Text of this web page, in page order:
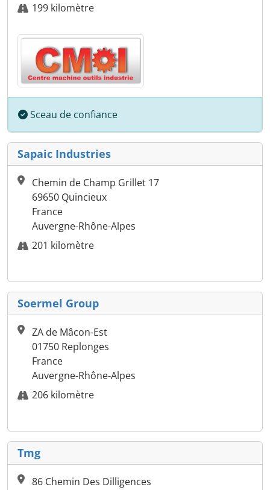
199 kilomètre
Sceau de confiance
Sapaic Industries
Chemin de Champ Grillet 17
69650 Quincieux
France
Auvergne-Rhône-Alpes
201 kilomètre
Soermel Group
ZA de Mâcon-Est
01750 Replonges
France
Auvergne-Rhône-Alpes
206 kilomètre
Tmg
86 Chemin Des Dilligences